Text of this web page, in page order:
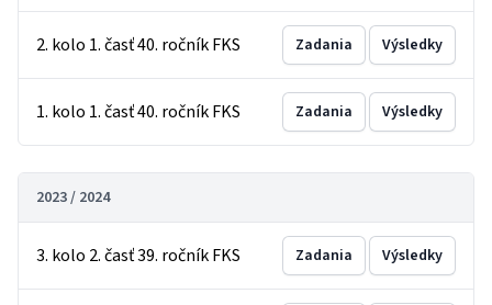
2. kolo 1. časť 40. ročník FKS Zadania Výsledky
1. kolo 1. časť 40. ročník FKS Zadania Výsledky
2023 / 2024
3. kolo 2. časť 39. ročník FKS Zadania Výsledky